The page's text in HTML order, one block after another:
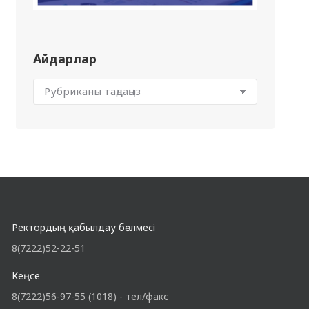
Айдарлар
Ректордың қабылдау бөлмесі
8(7222)52-22-51
Кеңсе
8(7222)56-97-55 (1018) - тел/факс